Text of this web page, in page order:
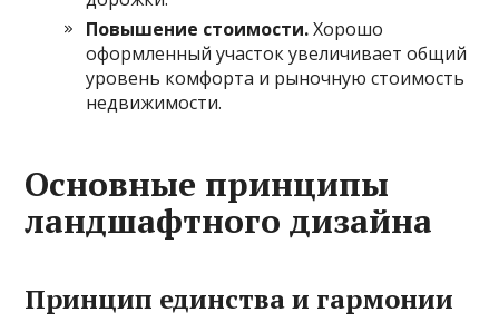
Повышение стоимости.Хорошо
оформленный участок увеличивает общий
уровень комфорта и рыночную стоимость
недвижимости.
Основные принципы
ландшафтного дизайна
Принцип единства и гармонии